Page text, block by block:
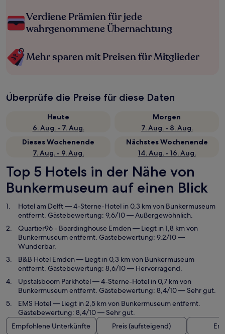
Verdiene Prämien für jede
wahrgenommene Übernachtung
Mehr sparen mit Preisen für Mitglieder
Überprüfe die Preise für diese Daten
Heute
6. Aug. - 7. Aug.
Morgen
7. Aug. - 8. Aug.
Dieses Wochenende
7. Aug. - 9. Aug.
Nächstes Wochenende
14. Aug. - 16. Aug.
Top 5 Hotels in der Nähe von
Bunkermuseum auf einen Blick
Hotel am Delft— 4-Sterne-Hotel in 0,3 km von Bunkermuseum
entfernt. Gästebewertung: 9,6/10 — Außergewöhnlich.
Quartier96 - Boardinghouse Emden— Liegt in 1,8 km von
Bunkermuseum entfernt. Gästebewertung: 9,2/10 —
Wunderbar.
B&B Hotel Emden— Liegt in 0,3 km von Bunkermuseum
entfernt. Gästebewertung: 8,6/10 — Hervorragend.
Upstalsboom Parkhotel— 4-Sterne-Hotel in 0,7 km von
Bunkermuseum entfernt. Gästebewertung: 8,4/10 — Sehr gut.
EMS Hotel— Liegt in 2,5 km von Bunkermuseum entfernt.
Gästebewertung: 8,4/10 — Sehr gut.
Empfohlene Unterkünfte
Preis (aufsteigend)